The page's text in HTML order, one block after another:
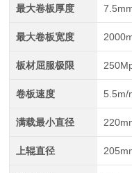
四辊卷板机生
最大卷板厚度
最大卷板宽度
板材屈服极限
卷板速度 5.5m/
满载最小直径
上辊直径